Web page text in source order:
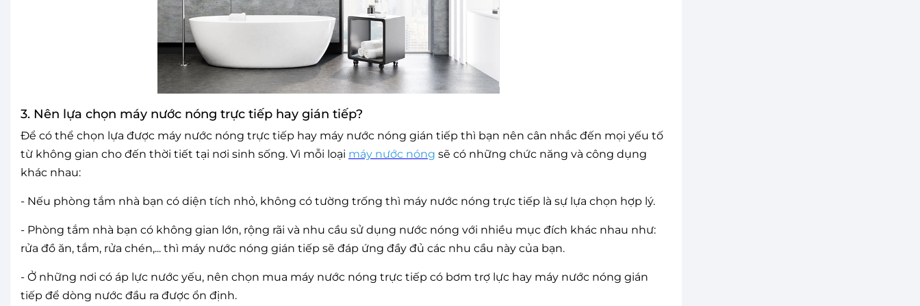
3. Nên lựa chọn máy nước nóng trực tiếp hay gián tiếp?
Để có thể chọn lựa được máy nước nóng trực tiếp hay máy nước nóng gián tiếp thì bạn nên cân nhắc đến mọi yếu tố
từ không gian cho đến thời tiết tại nơi sinh sống. Vì mỗi loại máy nước nóng sẽ có những chức năng và công dụng
khác nhau:
- Nếu phòng tắm nhà bạn có diện tích nhỏ, không có tường trống thì máy nước nóng trực tiếp là sự lựa chọn hợp lý.
- Phòng tắm nhà bạn có không gian lớn, rộng rãi và nhu cầu sử dụng nước nóng với nhiều mục đích khác nhau như:
rửa đồ ăn, tắm, rửa chén,... thì máy nước nóng gián tiếp sẽ đáp ứng đầy đủ các nhu cầu này của bạn.
- Ở những nơi có áp lực nước yếu, nên chọn mua máy nước nóng trực tiếp có bơm trợ lực hay máy nước nóng gián
tiếp để dòng nước đầu ra được ổn định.